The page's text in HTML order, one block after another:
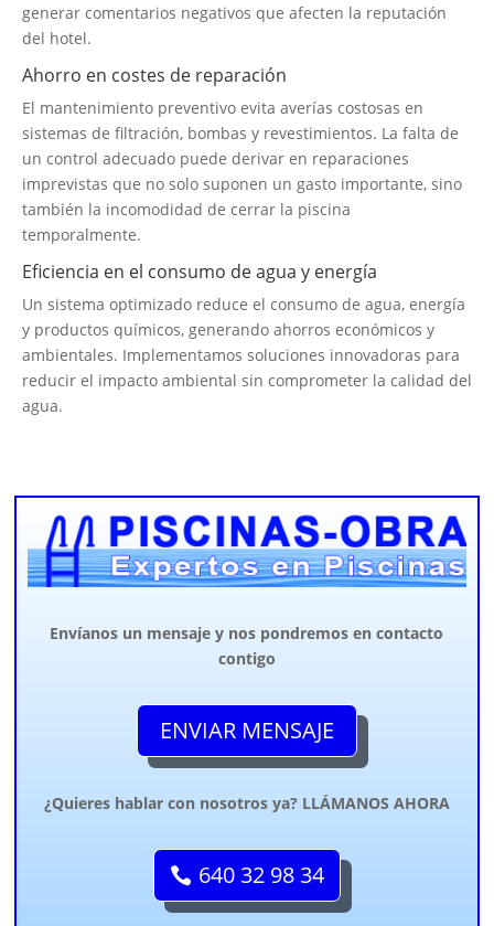
generar comentarios negativos que afecten la reputación
del hotel.
Ahorro en costes de reparación
El mantenimiento preventivo evita averías costosas en
sistemas de filtración, bombas y revestimientos. La falta de
un control adecuado puede derivar en reparaciones
imprevistas que no solo suponen un gasto importante, sino
también la incomodidad de cerrar la piscina
temporalmente.
Eficiencia en el consumo de agua y energía
Un sistema optimizado reduce el consumo de agua, energía
y productos químicos, generando ahorros económicos y
ambientales. Implementamos soluciones innovadoras para
reducir el impacto ambiental sin comprometer la calidad del
agua.
Envíanos un mensaje y nos pondremos en contacto
contigo
ENVIAR MENSAJE
¿Quieres hablar con nosotros ya? LLÁMANOS AHORA
640 32 98 34